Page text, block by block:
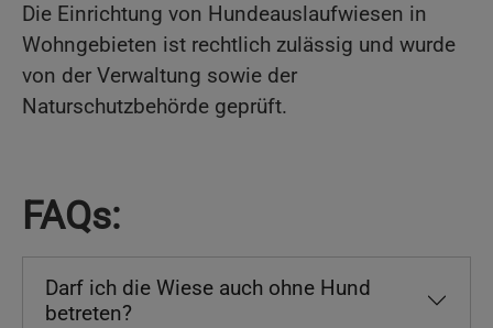
Die Einrichtung von Hundeauslaufwiesen in
Wohngebieten ist rechtlich zulässig und wurde
von der Verwaltung sowie der
Naturschutzbehörde geprüft.
FAQs:
Darf ich die Wiese auch ohne Hund
betreten?